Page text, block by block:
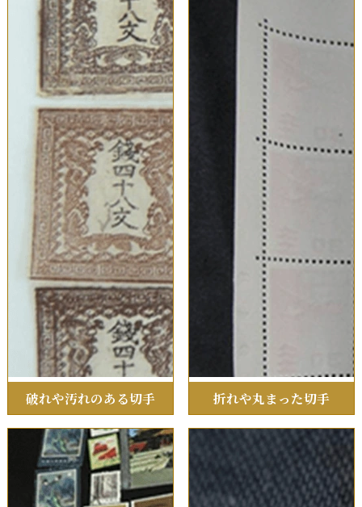
破れや汚れのある切手 折れや丸まった切手